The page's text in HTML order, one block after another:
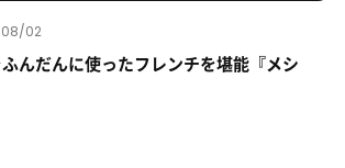
02
んだんに使ったフレンチを堪能『メシ